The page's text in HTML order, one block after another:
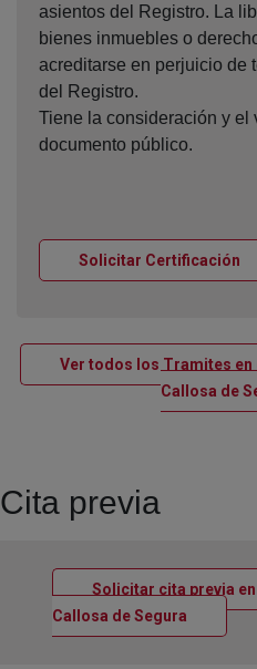
asientos del Registro. La
bienes inmuebles o
acreditarse en perjuicio de
del Registro.
Tiene la consideración y el
documento público.
Solicitar Certificación
Ver todos los Tramites
Callosa de
Cita previa
Solicitar cita previa
Callosa de Segura Ventana